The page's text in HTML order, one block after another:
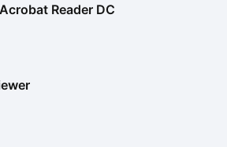
Reader DC